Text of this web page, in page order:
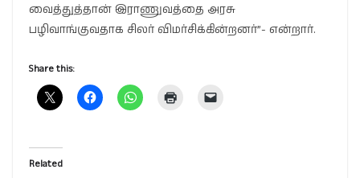
வைத்துத்தான் இராணுவத்தை அரசு
பழிவாங்குவதாக சிலர் விமர்சிக்கின்றனர்”- என்றார்.
Share this:
Related